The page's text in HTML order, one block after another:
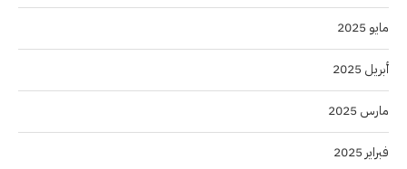
مايو 2025
أبريل 2025
مارس 2025
فبراير 2025